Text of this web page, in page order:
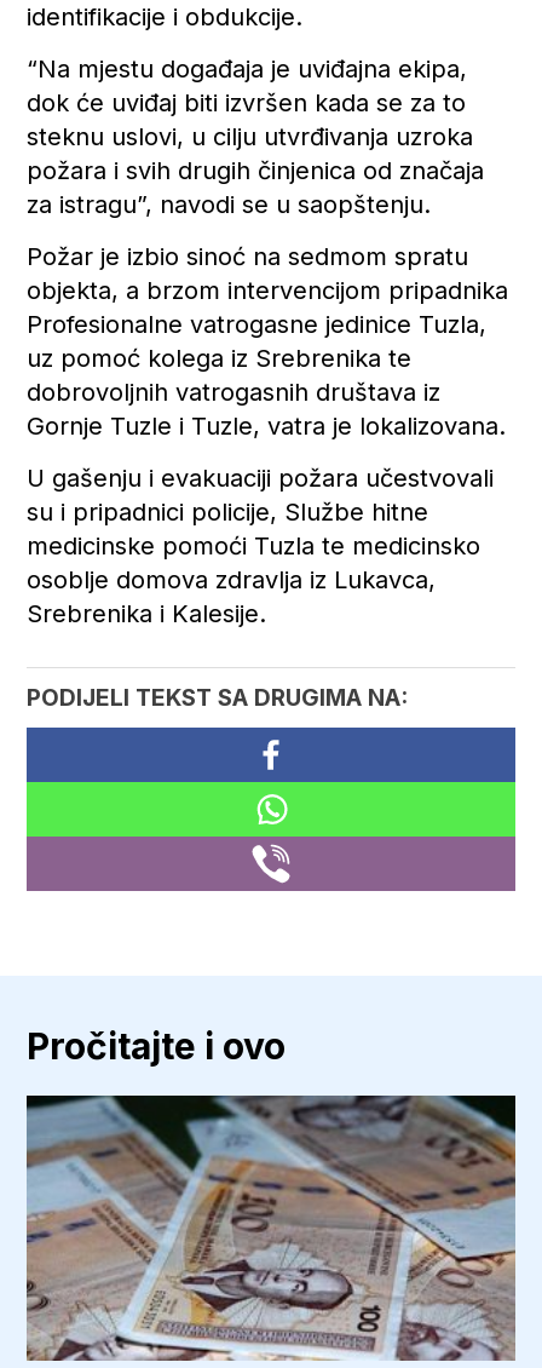
identifikacije i obdukcije.
“Na mjestu događaja je uviđajna ekipa,
dok će uviđaj biti izvršen kada se za to
steknu uslovi, u cilju utvrđivanja uzroka
požara i svih drugih činjenica od značaja
za istragu”, navodi se u saopštenju.
Požar je izbio sinoć na sedmom spratu
objekta, a brzom intervencijom pripadnika
Profesionalne vatrogasne jedinice Tuzla,
uz pomoć kolega iz Srebrenika te
dobrovoljnih vatrogasnih društava iz
Gornje Tuzle i Tuzle, vatra je lokalizovana.
U gašenju i evakuaciji požara učestvovali
su i pripadnici policije, Službe hitne
medicinske pomoći Tuzla te medicinsko
osoblje domova zdravlja iz Lukavca,
Srebrenika i Kalesije.
PODIJELI TEKST SA DRUGIMA NA:
Pročitajte i ovo